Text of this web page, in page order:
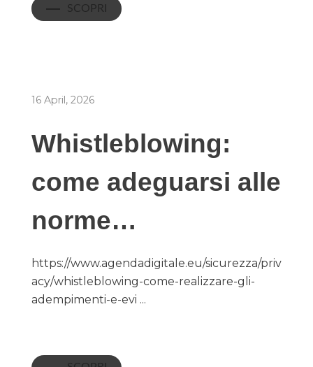
SCOPRI
16 April, 2026
Whistleblowing:
come adeguarsi alle
norme…
https://www.agendadigitale.eu/sicurezza/priv
acy/whistleblowing-come-realizzare-gli-
adempimenti-e-evi ...